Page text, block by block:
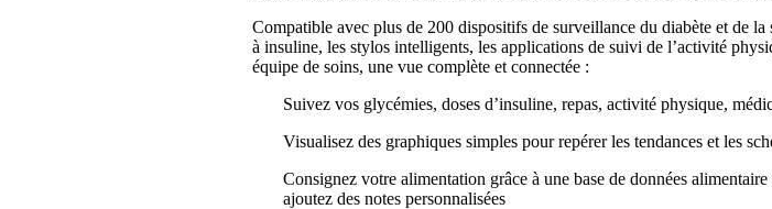
Compatible avec plus de 200 dispositifs de surveillance du diabète et de
à insuline, les stylos intelligents, les applications de suivi de l’activité
équipe de soins, une vue complète et connectée :
Suivez vos glycémies, doses d’insuline, repas, activité physique,
Visualisez des graphiques simples pour repérer les tendances et les
Consignez votre alimentation grâce à une base de données
ajoutez des notes personnalisées